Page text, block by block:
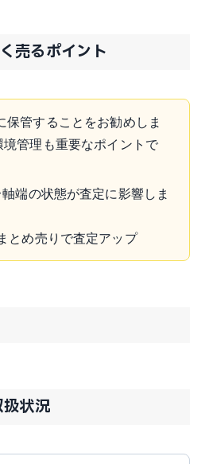
売るポイント
保管することをお勧めしま
境管理も重要なポイントで
軸端の状態が査定に影響しま
とめ売りで査定アップ
状況